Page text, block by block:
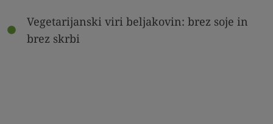
Vegetarijanski viri beljakovin: brez soje in
brez skrbi